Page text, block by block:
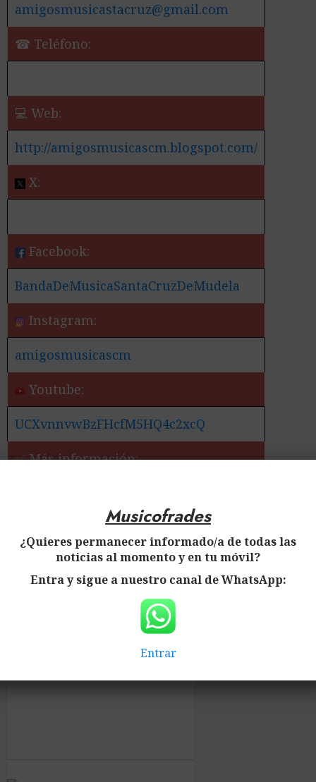
amigosmusicastacruz@gmail.com
☎ Teléfono:
💻 Web:
http://amigosmusicascm.blogspot.com/
X:
Facebook:
BandaDeMusicaSantaCruzDeMudela
Instagram:
amigosmusicascm
Youtube:
UCXvnnvwBzFHcfM5HQ4c2xcQ
✅ Más información:
Asociación Amigos de la Música de
Musicofrades
¿Quieres permanecer informado/a de todas las
noticias al momento y en tu móvil?
Entra y sigue a nuestro canal de WhatsApp:
Entrar